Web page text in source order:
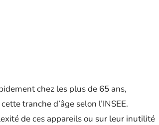
chez les plus de 65 ans,
tranche d’âge selon l’INSEE.
de ces appareils ou sur leur inutilité